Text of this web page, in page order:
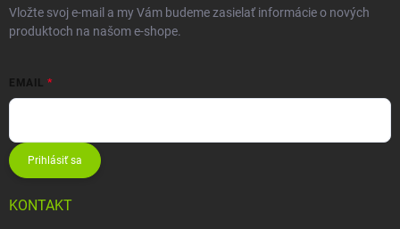
Vložte svoj e-mail a my Vám budeme zasielať informácie o nových
produktoch na našom e-shope.
EMAIL
Prihlásiť sa
KONTAKT